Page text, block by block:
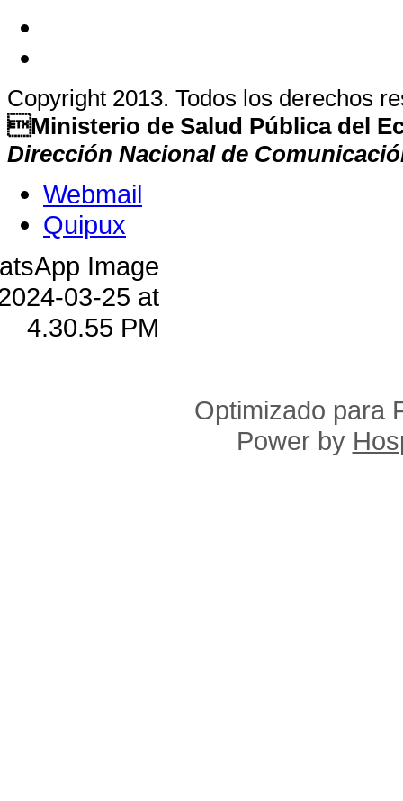
Copyright 2013. Todos los derechos
Ministerio de Salud Pública del
Dirección Nacional de
Webmail
Quipux
Optimizado para
Power by